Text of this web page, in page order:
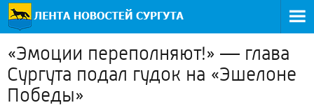
«Эмоции переполняют!» — глава
Сургута подал гудок на «Эшелоне
Победы»